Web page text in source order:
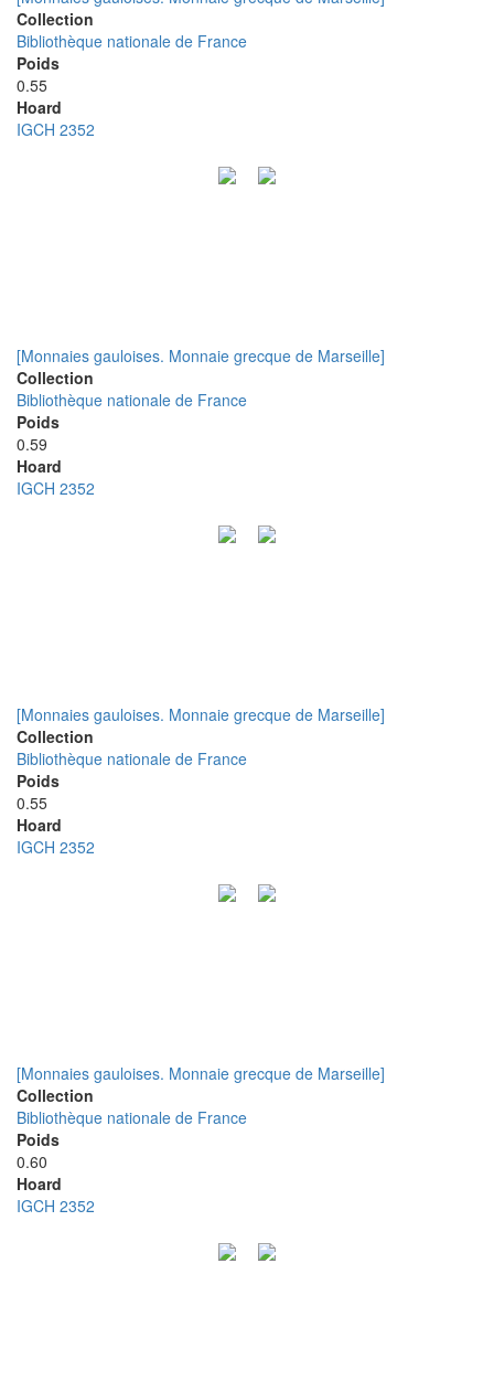
Collection
Bibliothèque nationale de France
Poids
0.55
Hoard
IGCH 2352
[Monnaies gauloises. Monnaie grecque de Marseille]
Collection
Bibliothèque nationale de France
Poids
0.59
Hoard
IGCH 2352
[Monnaies gauloises. Monnaie grecque de Marseille]
Collection
Bibliothèque nationale de France
Poids
0.55
Hoard
IGCH 2352
[Monnaies gauloises. Monnaie grecque de Marseille]
Collection
Bibliothèque nationale de France
Poids
0.60
Hoard
IGCH 2352